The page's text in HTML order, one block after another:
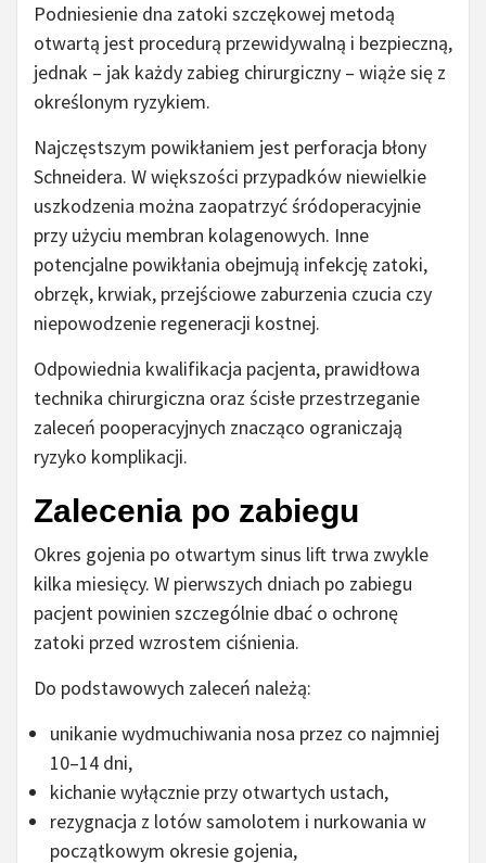
Podniesienie dna zatoki szczękowej metodą
otwartą jest procedurą przewidywalną i bezpieczną,
jednak – jak każdy zabieg chirurgiczny – wiąże się z
określonym ryzykiem.
Najczęstszym powikłaniem jest perforacja błony
Schneidera. W większości przypadków niewielkie
uszkodzenia można zaopatrzyć śródoperacyjnie
przy użyciu membran kolagenowych. Inne
potencjalne powikłania obejmują infekcję zatoki,
obrzęk, krwiak, przejściowe zaburzenia czucia czy
niepowodzenie regeneracji kostnej.
Odpowiednia kwalifikacja pacjenta, prawidłowa
technika chirurgiczna oraz ścisłe przestrzeganie
zaleceń pooperacyjnych znacząco ograniczają
ryzyko komplikacji.
Zalecenia po zabiegu
Okres gojenia po otwartym sinus lift trwa zwykle
kilka miesięcy. W pierwszych dniach po zabiegu
pacjent powinien szczególnie dbać o ochronę
zatoki przed wzrostem ciśnienia.
Do podstawowych zaleceń należą:
unikanie wydmuchiwania nosa przez co najmniej
10–14 dni,
kichanie wyłącznie przy otwartych ustach,
rezygnacja z lotów samolotem i nurkowania w
początkowym okresie gojenia,